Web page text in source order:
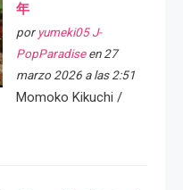
年
por yumeki05 J-
PopParadiseen 27
marzo 2026 a las 2:51
Momoko Kikuchi /